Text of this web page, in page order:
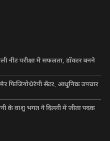
नीट परीक्षा में सफलता, डॉक्टर बनने
मेर फिजियोथेरेपी सेंटर, आधुनिक उपचार
के वाशु भगत ने दिल्ली में जीता पदक